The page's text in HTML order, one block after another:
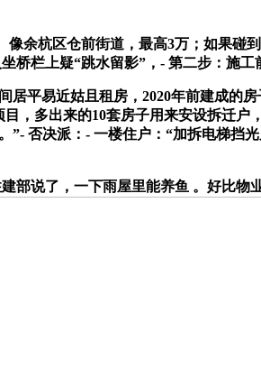
杭区仓前街道，最高3万；如果碰到
桥栏上疑“跳水留影”，- 第二步：施工
易近姑且租房，2020年前建成的房
目，多出来的10套房子用来安设拆迁
”- 否决派：- 一楼住户：“加拆电梯挡
说了，一下雨屋里能养鱼 。好比物